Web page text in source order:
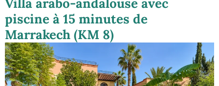
piscine à 15 minutes de
Marrakech (KM 8)